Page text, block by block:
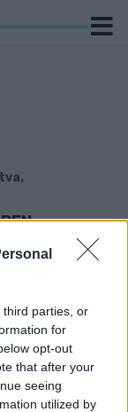
third parties, or
for
opt-out
that after your
seeing
utilized by
dühöt keltő